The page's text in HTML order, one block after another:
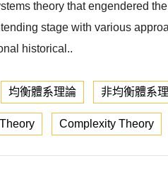
theory that engendered
stage with various
historical..
均衡體系理論 非均衡體系
Complexity Theory